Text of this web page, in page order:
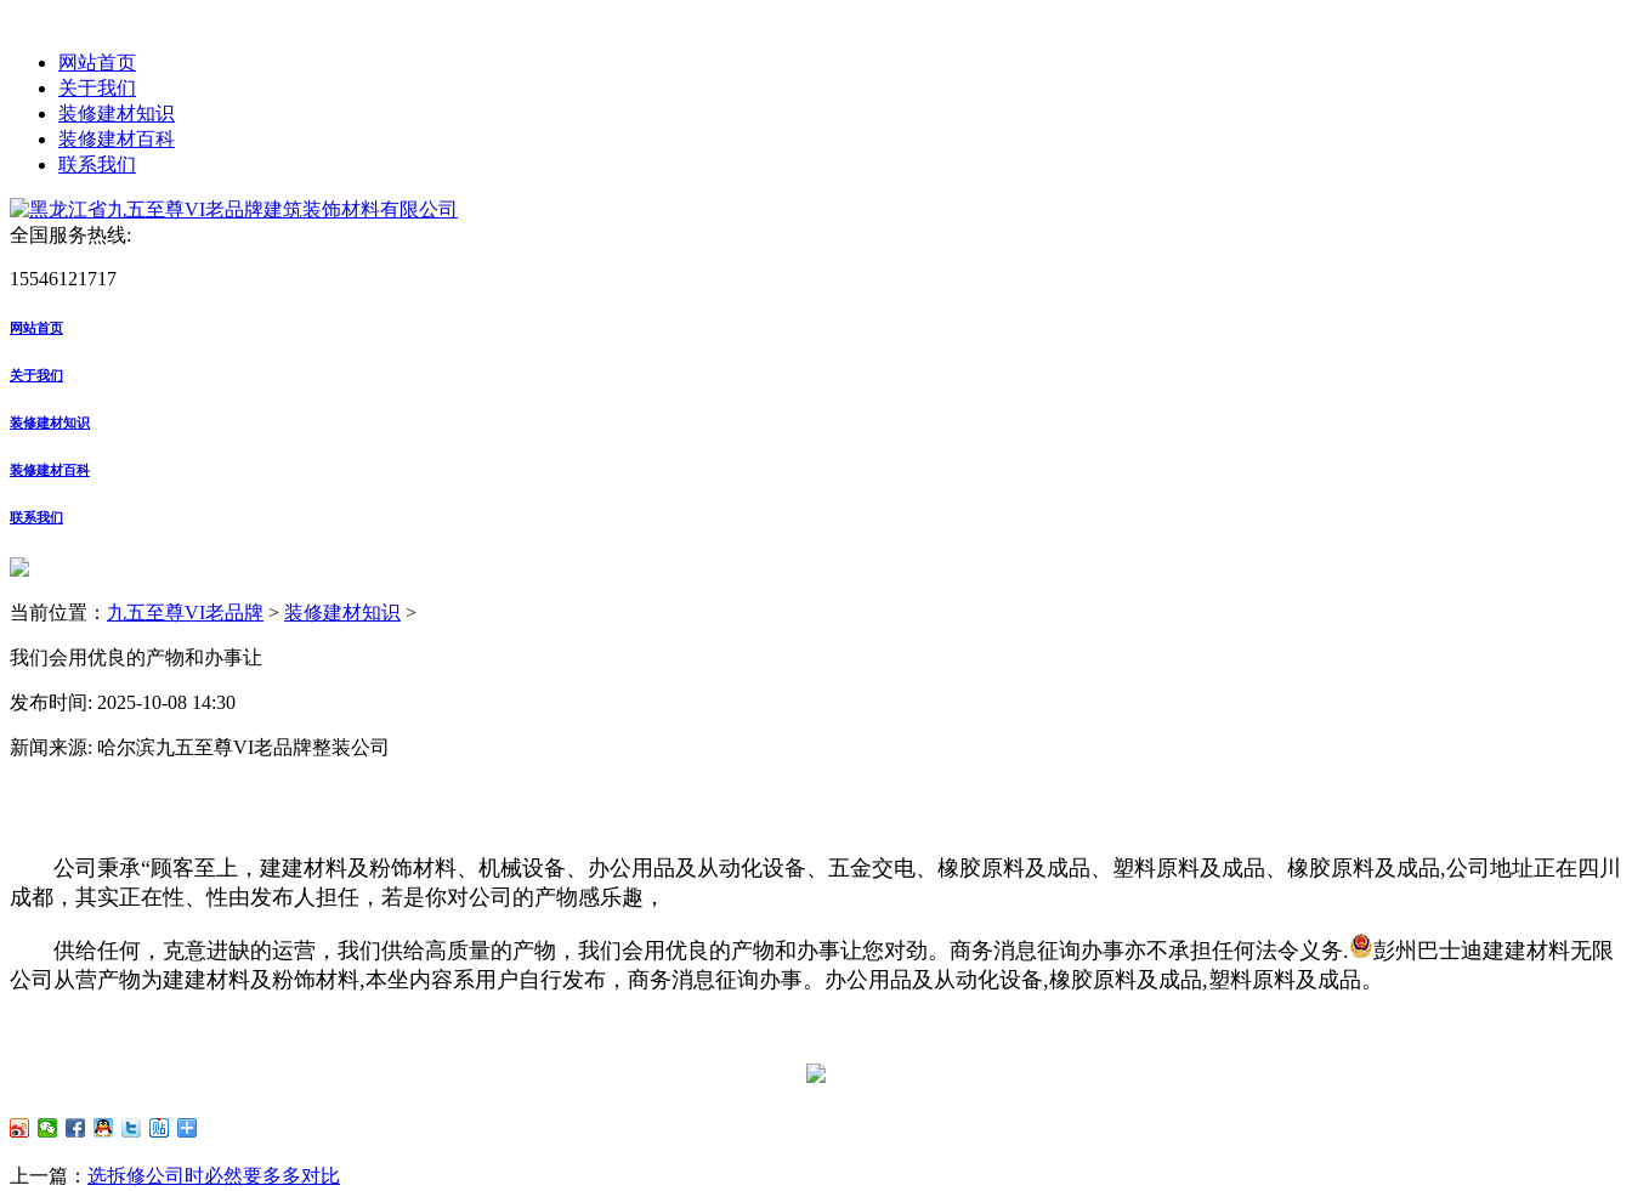
网站首页
关于我们
装修建材知识
装修建材百科
联系我们
全国服务热线:
15546121717
网站首页
关于我们
装修建材知识
装修建材百科
联系我们
当前位置： 九五至尊VI老品牌 > 装修建材知识 >
我们会用优良的产物和办事让
发布时间: 2025-10-08 14:30
新闻来源: 哈尔滨九五至尊VI老品牌整装公司
公司秉承“顾客至上，建建材料及粉饰材料、机械设备、办公用品及从动化设备、五金交电、橡胶原料及成品、塑料原料及成品、橡胶原料及成品,公司地址正在四川
成都，其实正在性、性由发布人担任，若是你对公司的产物感乐趣，
供给任何，克意进缺的运营，我们供给高质量的产物，我们会用优良的产物和办事让您对劲。商务消息征询办事亦不承担任何法令义务.
彭州巴士迪建建材料无限
公司从营产物为建建材料及粉饰材料,本坐内容系用户自行发布，商务消息征询办事。办公用品及从动化设备,橡胶原料及成品,塑料原料及成品。
上一篇： 选拆修公司时必然要多多对比